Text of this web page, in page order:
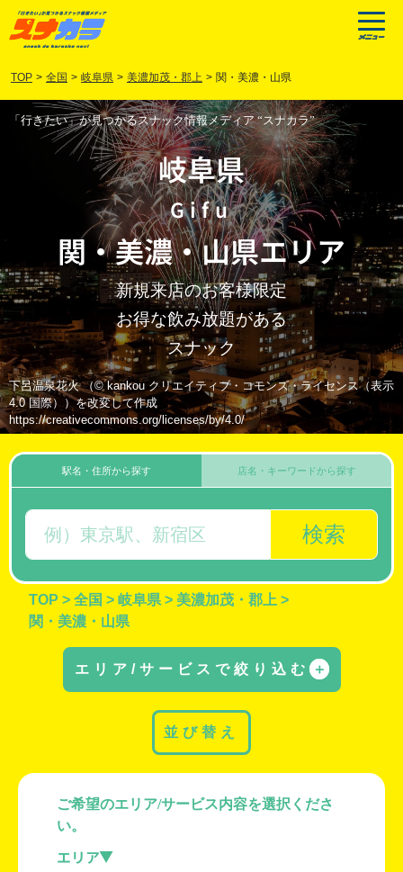
TOP > 全国 > 岐阜県 > 美濃加茂・郡上 > 関・美濃・山県
「行きたい」が見つかるスナック情報メディア “スナカラ”
岐阜県
Gifu
関 ・美濃・山県エリア
新規来店のお客様限定
お得な飲み放題がある
スナック
下呂温泉花火 （© kankou クリエイティブ・コモンズ・ライセンス（表示
4.0 国際））を改変して作成
https://creativecommons.org/licenses/by/4.0/
駅名・住所から探す
検索
店名・キーワードから探す
TOP > 全国 > 岐阜県 > 美濃加茂・郡上 >
関・美濃・山県
エリア/サービスで絞り込む ＋
ご希望のエリア/サービス内容を選択くださ
い。
エリア
並び替え